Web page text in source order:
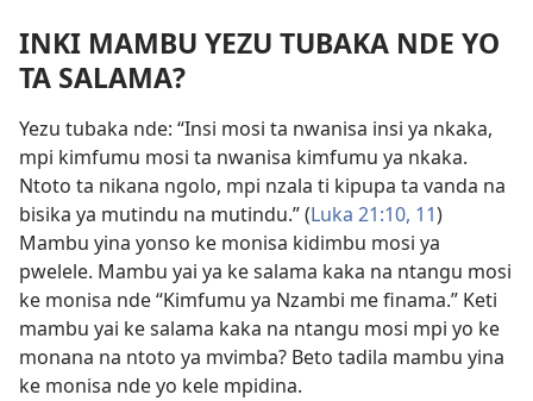
INKI MAMBU YEZU TUBAKA NDE YO
TA SALAMA?
Yezu tubaka nde: “Insi mosi ta nwanisa insi ya nkaka,
mpi kimfumu mosi ta nwanisa kimfumu ya nkaka.
Ntoto ta nikana ngolo, mpi nzala ti kipupa ta vanda na
bisika ya mutindu na mutindu.” (Luka 21:10, 11)
Mambu yina yonso ke monisa kidimbu mosi ya
pwelele. Mambu yai ya ke salama kaka na ntangu mosi
ke monisa nde “Kimfumu ya Nzambi me finama.” Keti
mambu yai ke salama kaka na ntangu mosi mpi yo ke
monana na ntoto ya mvimba? Beto tadila mambu yina
ke monisa nde yo kele mpidina.